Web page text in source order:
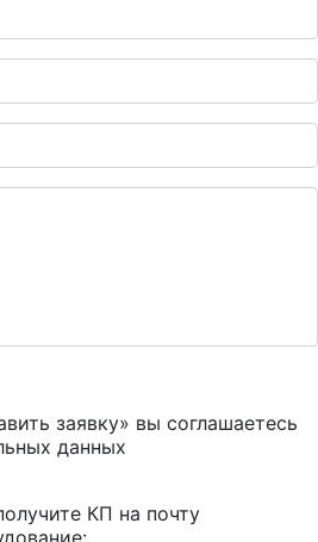
заявку» вы соглашаетесь
данных
КП на почту